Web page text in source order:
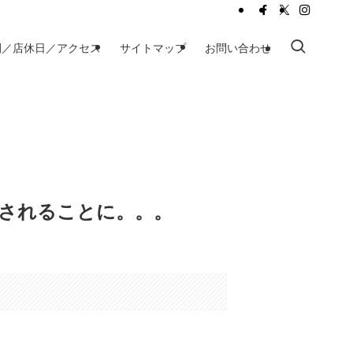
店休日／アクセス サイトマップ お問い合わせ
れることに。。。